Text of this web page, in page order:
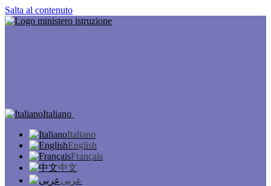
Salta al contenuto
Italiano
Italiano
English
Français
中文
عربى